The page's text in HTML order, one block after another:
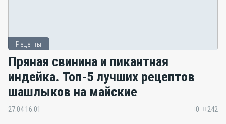
Рецепты
Пряная свинина и пикантная
индейка. Топ-5 лучших рецептов
шашлыков на майские
27.04 16:01 0 242